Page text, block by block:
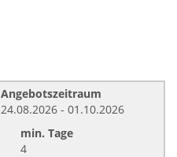
Angebotszeitraum
24.08.2026 - 01.10.2026
min. Tage
4